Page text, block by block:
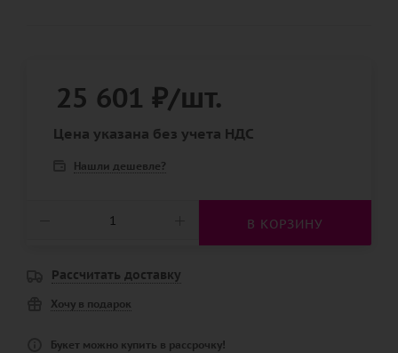
25 601 ₽/шт.
Цена указана без учета НДС
Нашли дешевле?
В КОРЗИНУ
Рассчитать доставку
Хочу в подарок
Букет можно купить в рассрочку!